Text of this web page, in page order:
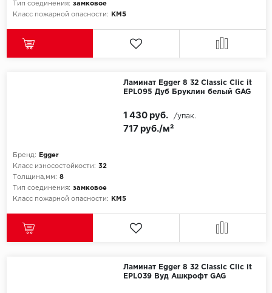
SPC Alta Step
SPC DEW
Тип соединения: замковое
Класс пожарной опасности:
КМ5
Ламинат Egger 8 32 Classic Clic it
EPL095 Дуб Бруклин белый GAG
Бренд:
Egger
Класс износостойкости: 32
Толщина,мм: 8
Тип соединения: замковое
Класс пожарной опасности:
КМ5
717 руб./м²
1 430 руб. /упак.
Ламинат Egger 8 32 Classic Clic it
EPL039 Вуд Ашкрофт GAG